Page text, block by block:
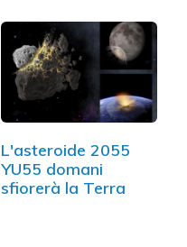
L'asteroide 2055
YU55 domani
sfiorerà la Terra